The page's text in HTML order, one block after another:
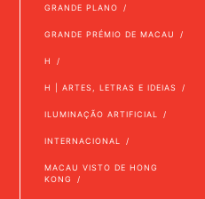
GRANDE PLANO
GRANDE PRÉMIO DE MACAU
H
H | ARTES, LETRAS E IDEIAS
ILUMINAÇÃO ARTIFICIAL
INTERNACIONAL
MACAU VISTO DE HONG
KONG